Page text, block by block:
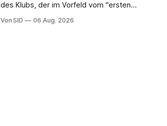
des Klubs, der im Vorfeld vom "ersten
gesprochen hatte.
Von SID 06 Aug. 2026